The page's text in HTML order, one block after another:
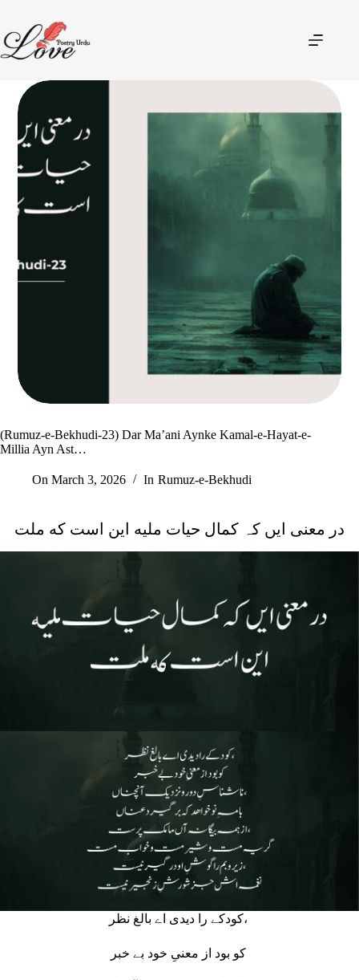
(Rumuz-e-Bekhudi-23) Dar Ma’ani Aynke Kamal-e-Hayat-e-
Millia Ayn Ast…
On March 3, 2026 In Rumuz-e-Bekhudi
در معنی ایں کہ کمال حیات ملیه این است که ملت
کودکے را دیدی اے بالغ نظر،
کو بود از معنیِ خود بے خبر